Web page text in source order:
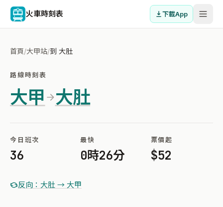
火車時刻表 下載App
首頁/大甲站/到 大肚
路線時刻表
大甲 大肚
今日班次
36
最快
0時26分
票價起
$52
反向：大肚 → 大甲